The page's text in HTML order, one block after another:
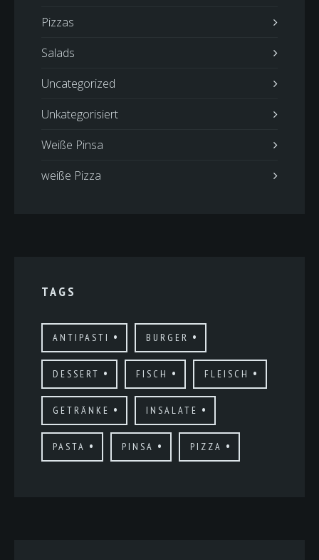
Pizzas
Salads
Uncategorized
Unkategorisiert
Weiße Pinsa
weiße Pizza
TAGS
ANTIPASTI BURGER
DESSERT FISCH FLEISCH
GETRÄNKE INSALATE
PASTA PINSA PIZZA